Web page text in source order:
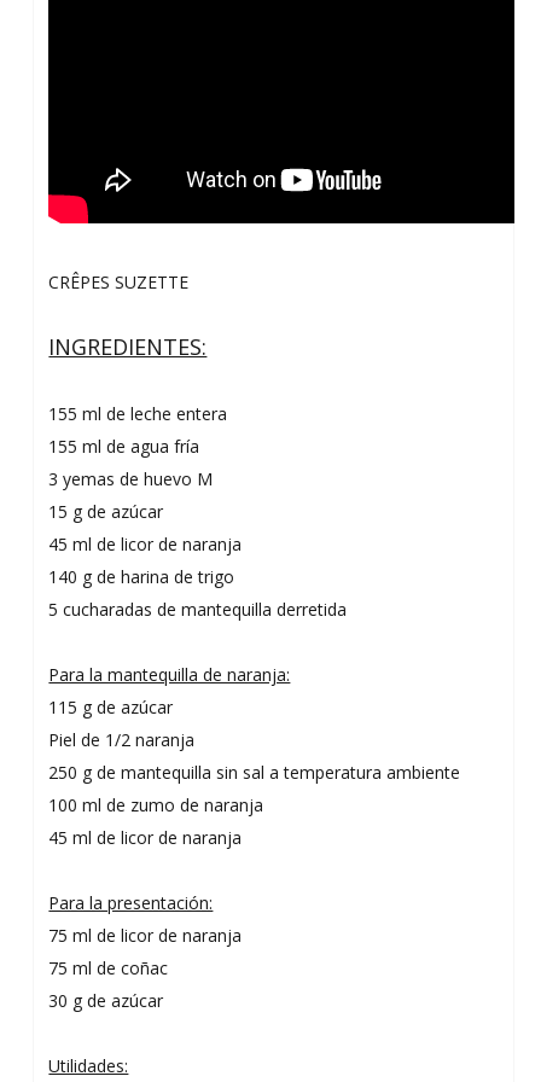
CRÊPES SUZETTE
INGREDIENTES:
155 ml de leche entera
155 ml de agua fría
3 yemas de huevo M
15 g de azúcar
45 ml de licor de naranja
140 g de harina de trigo
5 cucharadas de mantequilla derretida
Para la mantequilla de naranja:
115 g de azúcar
Piel de 1/2 naranja
250 g de mantequilla sin sal a temperatura ambiente
100 ml de zumo de naranja
45 ml de licor de naranja
Para la presentación:
75 ml de licor de naranja
75 ml de coñac
30 g de azúcar
Utilidades: